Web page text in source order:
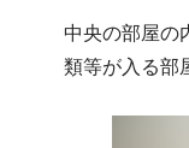
中央の部屋の
類等が入る部